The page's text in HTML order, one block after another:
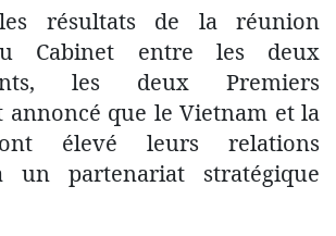
résultats de la réunion
Cabinet entre les deux
les deux Premiers
que le Vietnam et la
élevé leurs relations
un partenariat stratégique